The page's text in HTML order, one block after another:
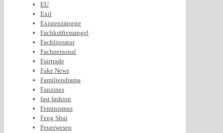
EU
Exil
Existenzängste
Fachkräftemangel
Fachliteratur
Fachpersonal
Fairtrade
Fake News
Familiendrama
Fanzines
fast fashion
Feminismus
Feng Shui
Feuerwesen